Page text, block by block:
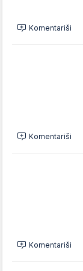
Komentariši
Komentariši
Komentariši